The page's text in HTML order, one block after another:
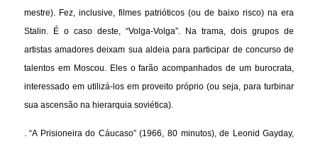
mestre). Fez, inclusive, filmes patrióticos (ou de baixo risco) na era
Stalin. É o caso deste, “Volga-Volga”. Na trama, dois grupos de
artistas amadores deixam sua aldeia para participar de concurso de
talentos em Moscou. Eles o farão acompanhados de um burocrata,
interessado em utilizá-los em proveito próprio (ou seja, para turbinar
sua ascensão na hierarquia soviética).
. “A Prisioneira do Cáucaso” (1966, 80 minutos), de Leonid Gayday,